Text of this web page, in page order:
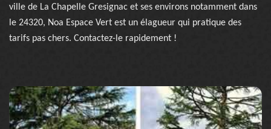
ville de La Chapelle Gresignac et ses environs notamment dans
le 24320, Noa Espace Vert est un élagueur qui pratique des
tarifs pas chers. Contactez-le rapidement !